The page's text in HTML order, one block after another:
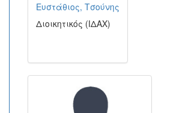
Ευστάθιος, Τσούνης
Διοικητικός (ΙΔΑΧ)